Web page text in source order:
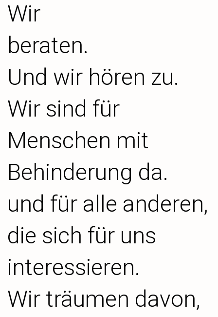
Wir
beraten.
Und wir hören zu.
Wir sind für
Menschen mit
Behinderung da.
und für alle anderen,
die sich für uns
interessieren.
Wir träumen davon,